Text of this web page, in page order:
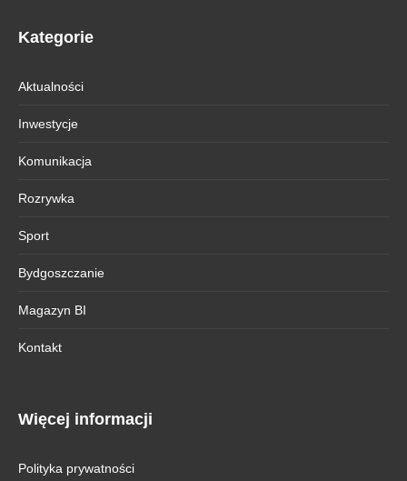
Kategorie
Aktualności
Inwestycje
Komunikacja
Rozrywka
Sport
Bydgoszczanie
Magazyn BI
Kontakt
Więcej informacji
Polityka prywatności